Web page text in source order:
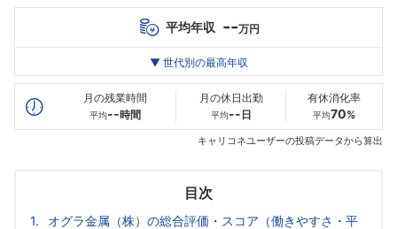
平均年収 --万円
最高年収
20代
--万
30代
--万
--万
▼ 世代別の最高年収
月の残業時間
平均--時間
月の休日出勤
平均-- 日
有休消化率
平均70%
キャリコネユーザーの投稿データから算出
目次
オグラ金属（株）の総合評価・スコア（働きやすさ・平